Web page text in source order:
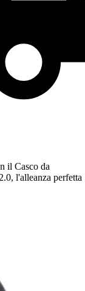
il Casco da
l'alleanza perfetta